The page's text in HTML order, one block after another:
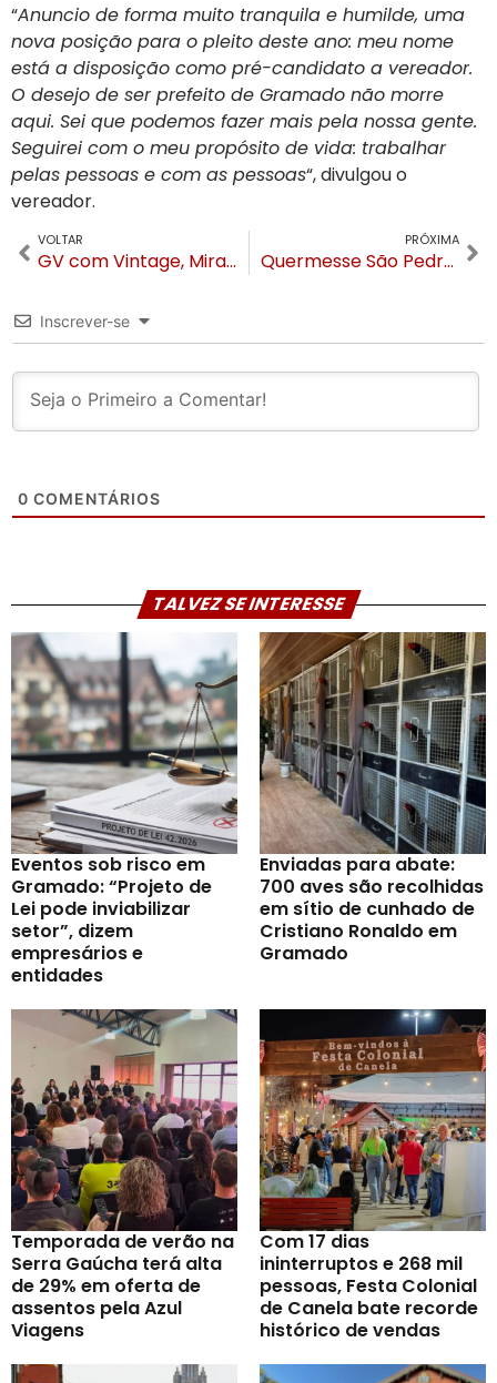
“Anuncio de forma muito tranquila e humilde, uma
nova posição para o pleito deste ano: meu nome
está a disposição como pré-candidato a vereador.
O desejo de ser prefeito de Gramado não morre
aqui. Sei que podemos fazer mais pela nossa gente.
Seguirei com o meu propósito de vida: trabalhar
pelas pessoas e com as pessoas“, divulgou o
vereador.
VOLTAR
GV com Vintage, Mirada, 300 Experience, Feijoada Wish: as festas que vão “bombar” o Festival de Cinema 2024
PRÓXIMA
Quermesse São Pedro no Centro de Gramado acontece neste sábado (20)
Inscrever-se
0 COMENTÁRIOS
TALVEZ SE INTERESSE
Eventos sob risco em
Gramado: “Projeto de
Lei pode inviabilizar
setor”, dizem
empresários e
entidades
Enviadas para abate:
700 aves são recolhidas
em sítio de cunhado de
Cristiano Ronaldo em
Gramado
Temporada de verão na
Serra Gaúcha terá alta
de 29% em oferta de
assentos pela Azul
Viagens
Com 17 dias
ininterruptos e 268 mil
pessoas, Festa Colonial
de Canela bate recorde
histórico de vendas